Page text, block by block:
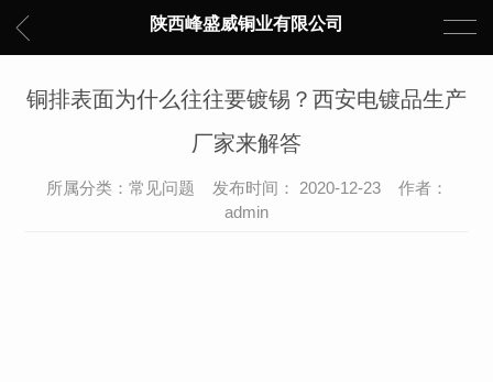
陕西峰盛威铜业有限公司
铜排表面为什么往往要镀锡？西安电镀品生产
厂家来解答
所属分类：常见问题 发布时间： 2020-12-23 作者：
admin